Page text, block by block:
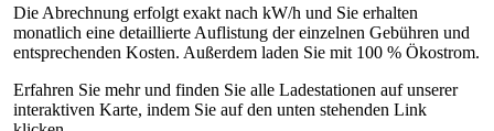
Die Abrechnung erfolgt exakt nach kW/h und Sie erhalten
monatlich eine detaillierte Auflistung der einzelnen Gebühren und
entsprechenden Kosten. Außerdem laden Sie mit 100 % Ökostrom.
Erfahren Sie mehr und finden Sie alle Ladestationen auf unserer
interaktiven Karte, indem Sie auf den unten stehenden Link